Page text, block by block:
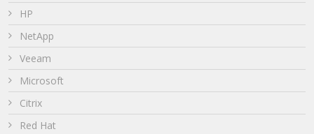
HP
NetApp
Veeam
Microsoft
Citrix
Red Hat